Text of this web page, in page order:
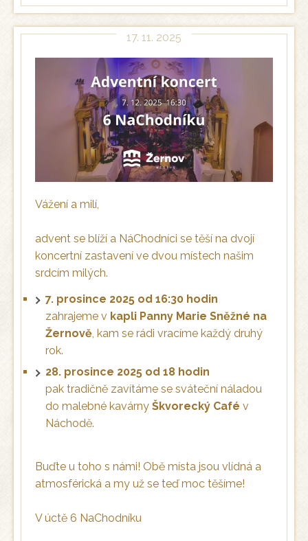
17. 11. 2025
Vážení a milí,
advent se blíží a NáChodníci se těší na dvojí
koncertní zastavení ve dvou místech našim
srdcím milých.
7. prosince 2025 od 16:30 hodin
zahrajeme v kapli Panny Marie Sněžné na
Žernově, kam se rádi vracíme každý druhý
rok.
28. prosince 2025 od 18 hodin
pak tradičně zavítáme se sváteční náladou
do malebné kavárny Škvorecký Café v
Náchodě.
Buďte u toho s námi! Obě místa jsou vlídná a
atmosférická a my už se teď moc těšíme!
V úctě 6 NaChodníku